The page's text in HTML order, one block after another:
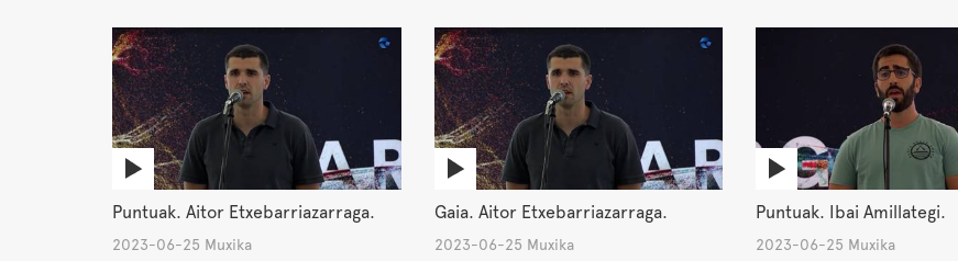
Puntuak. Aitor Etxebarriazarraga.
2023-06-25 Muxika
Gaia. Aitor Etxebarriazarraga.
2023-06-25 Muxika
Puntuak. Ibai Amillategi.
2023-06-25 Muxika